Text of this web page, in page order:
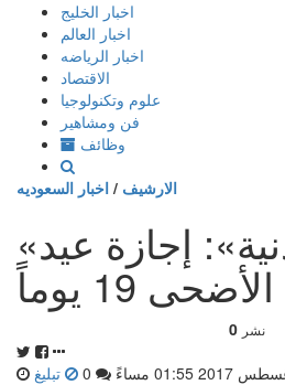
إذهب
المحتوى
اخبار الخليج
اخبار العالم
اخبار الرياضه
الاقتصاد
علوم وتكنولوجيا
فن ومشاهير
وظائف
الارشيف / اخبار السعوديه
«الخدمة المدنية»: إجازة عيد
الأضحى 19 يوماً
0 نشر
تبليغ